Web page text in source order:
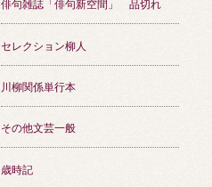
俳句雑誌「俳句新空間」 品切れ
セレクション柳人
川柳関係単行本
その他文芸一般
歳時記